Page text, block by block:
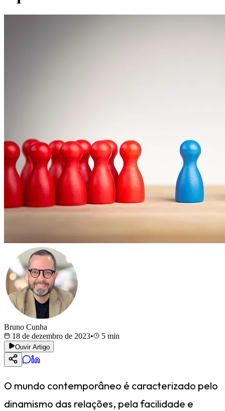
Bruno Cunha
18 de dezembro de 2023• 5 min
Ouvir Artigo
O mundo contemporâneo é caracterizado pelo
dinamismo das relações, pela facilidade e